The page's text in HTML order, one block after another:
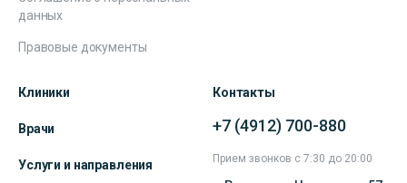
данных
Правовые документы
Клиники
Врачи
Услуги и направления
Контакты
+7 (4912) 700-880
Прием звонков с 7:30 до 20:00